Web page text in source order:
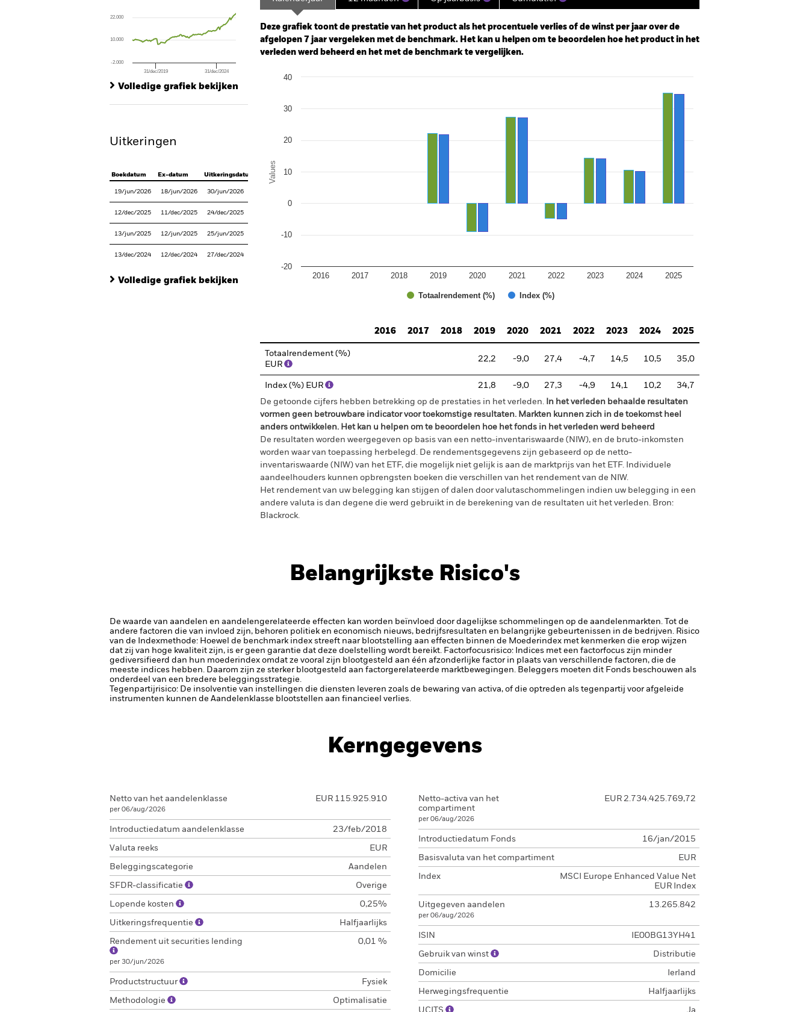
The chart has 1 X axis displaying Time. Range: 2018-02-01 00:00:00 to 2026-08-05 00:00:00.
The chart has 1 Y axis displaying values. Range: -120 to 240.
31/dec/2019 31/dec/2024
-2.000
10.000
22.000
Volledige grafiek bekijken
Uitkeringen
Boekdatum Ex-datum Uitkeringsdatum
19/jun/2026 18/jun/2026 30/jun/2026
12/dec/2025 11/dec/2025 24/dec/2025
13/jun/2025 12/jun/2025 25/jun/2025
13/dec/2024 12/dec/2024 27/dec/2024
Volledige grafiek bekijken
Deze grafiek toont de prestatie van het product als het procentuele verlies of de winst per jaar over de
afgelopen 7 jaar vergeleken met de benchmark. Het kan u helpen om te beoordelen hoe het product in het
verleden werd beheerd en het met de benchmark te vergelijken.
Bar chart with 2 data series.
Values
Totaalrendement (%) Index (%)
2016 2017 2018 2019 2020 2021 2022 2023 2024 2025
-20
-10
0
10
20
30
40
2016
2017 2018 2019 2020 2021 2022 2023 2024 2025
Totaalrendement (%)
EUR
22,2 -9,0 27,4 -4,7 14,5 10,5 35,0
Index (%) EUR 21,8 -9,0 27,3 -4,9 14,1 10,2
34,7
De getoonde cijfers hebben betrekking op de prestaties in het verleden. In het verleden behaalde resultaten
vormen geen betrouwbare indicator voor toekomstige resultaten. Markten kunnen zich in de toekomst heel
anders ontwikkelen. Het kan u helpen om te beoordelen hoe het fonds in het verleden werd beheerd
De resultaten worden weergegeven op basis van een netto-inventariswaarde (NIW), en de bruto-inkomsten
worden waar van toepassing herbelegd. De rendementsgegevens zijn gebaseerd op de netto-
inventariswaarde (NIW) van het ETF, die mogelijk niet gelijk is aan de marktprijs van het ETF. Individuele
aandeelhouders kunnen opbrengsten boeken die verschillen van het rendement van de NIW.
Het rendement van uw belegging kan stijgen of dalen door valutaschommelingen indien uw belegging in een
andere valuta is dan degene die werd gebruikt in de berekening van de resultaten uit het verleden. Bron:
Blackrock.
Belangrijkste Risico's
De waarde van aandelen en aandelengerelateerde effecten kan worden beïnvloed door dagelijkse schommelingen op de aandelenmarkten. Tot de
andere factoren die van invloed zijn, behoren politiek en economisch nieuws, bedrijfsresultaten en belangrijke gebeurtenissen in de bedrijven. Risico
van de Indexmethode: Hoewel de benchmark index streeft naar blootstelling aan effecten binnen de Moederindex met kenmerken die erop wijzen
dat zij van hoge kwaliteit zijn, is er geen garantie dat deze doelstelling wordt bereikt. Factorfocusrisico: Indices met een factorfocus zijn minder
gediversifieerd dan hun moederindex omdat ze vooral zijn blootgesteld aan één afzonderlijke factor in plaats van verschillende factoren, die de
meeste indices hebben. Daarom zijn ze sterker blootgesteld aan factorgerelateerde marktbewegingen. Beleggers moeten dit Fonds beschouwen als
onderdeel van een bredere beleggingsstrategie.
Tegenpartijrisico: De insolventie van instellingen die diensten leveren zoals de bewaring van activa, of die optreden als tegenpartij voor afgeleide
instrumenten kunnen de Aandelenklasse blootstellen aan financieel verlies.
Kerngegevens
Netto van het aandelenklasse
per 06/aug/2026
EUR 115.925.910
Introductiedatum aandelenklasse 23/feb/2018
Valuta reeks EUR
Beleggingscategorie Aandelen
SFDR-classificatie Overige
Lopende kosten 0,25%
Uitkeringsfrequentie Halfjaarlijks
Rendement uit securities lending
per 30/jun/2026
0,01 %
Productstructuur Fysiek
Methodologie Optimalisatie
Netto-activa van het
compartiment
per 06/aug/2026
EUR 2.734.425.769,72
Introductiedatum Fonds 16/jan/2015
Basisvaluta van het compartiment EUR
Index
MSCI Europe Enhanced Value Net
EUR Index
Uitgegeven aandelen
per 06/aug/2026
13.265.842
ISIN IE00BG13YH41
Gebruik van winst Distributie
Domicilie Ierland
Herwegingsfrequentie Halfjaarlijks
UCITS Ja